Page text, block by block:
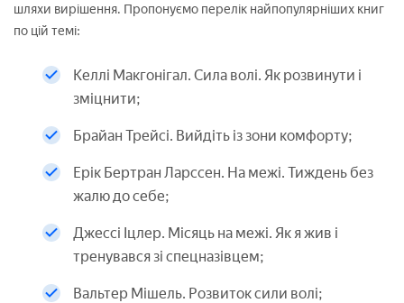
шляхи вирішення. Пропонуємо перелік найпопулярніших книг
по цій темі:
Келлі Макгонігал. Сила волі. Як розвинути і
зміцнити;
Брайан Трейсі. Вийдіть із зони комфорту;
Ерік Бертран Ларссен. На межі. Тиждень без
жалю до себе;
Джессі Іцлер. Місяць на межі. Як я жив і
тренувався зі спецназівцем;
Вальтер Мішель. Розвиток сили волі;